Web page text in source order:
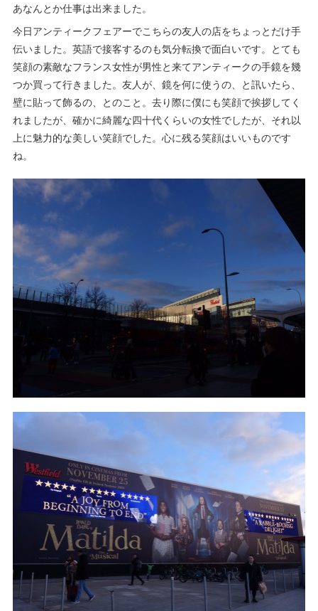
あなんとか仕事は出来ました。
今日アンティークフェアーでこちらの友人の店をちょっとだけ手
伝いました。英語で接客するのも気分転換で面白いです。とても
笑顔の素敵なフランス女性が男性と来てアンティークの手鏡を幾
つか買って行きました。友人が、鏡を何に使うの、と訊いたら、
壁に貼って飾るの、とのこと。去り際に僕にも笑顔で挨拶してく
れましたが、確かに綺麗な四十代くらいの女性でしたが、それ以
上に魅力的な美しい笑顔でした。心に残る笑顔はいいものです
ね。